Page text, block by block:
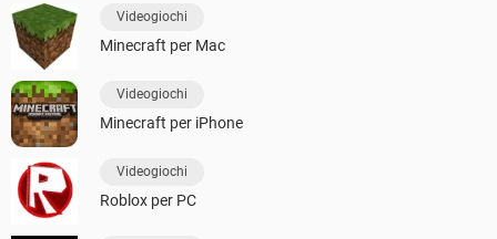
Videogiochi
Minecraft per Mac
Videogiochi
Minecraft per iPhone
Videogiochi
Roblox per PC